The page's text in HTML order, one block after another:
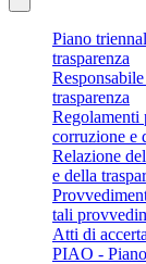
Piano
trasparenza
trasparenza
Regolamenti
corruzione e
Relazione
e della
tali
Atti di
PIAO -